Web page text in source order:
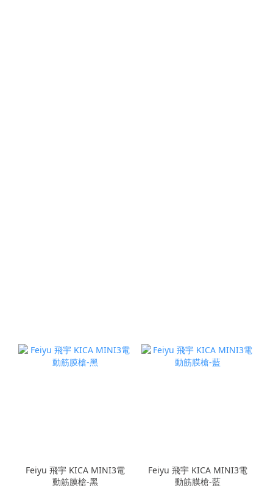
Feiyu 飛宇 KICA MINI3電
動筋膜槍-黑
Feiyu 飛宇 KICA MINI3電
動筋膜槍-藍